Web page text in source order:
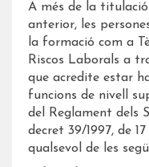
A més de la
anterior, les
la formació com a
Riscos Laborals a
que acredite estar
funcions de nivell
del Reglament dels
decret 39/1997, de
qualsevol de les